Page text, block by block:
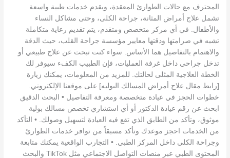
المحترف مع حالات الطوارئ المعقدة، ويقدم خدمات طبية واسعة
تشمل علاج أمراض المثانة، جراحة الكلى، وحتى مشاكل النساء
والأطفال. في أي مركز متخصص ومتقدم، يتم تقديم رعاية متكاملة
تشبه في صرامتها ودقتها معايير مؤسسة جراحة القلب، حيث الدقة
والاهتمام بالتفاصيل هما الأساس. سواء كنت تبحث عن علاج طبيعي أو
تدخل جراحي داخل غرفة العمليات، فإن الطبيب الكفء سيوفر لك
الخطة العلاجية المثلى لحالتك. للمزيد من المعلومات، يمكنك زيارة
[رابط مقال علاج أمراض المسالك البوليه] على موقعنا الإلكتروني.
خطوات الحجز في عيادة متخصصة ومعرفة التفاصيل • البحث الدقيق
ابحث عن رقم عيادة الدكتور أو أي استشاري تخصص مسالك بولية
موثوق، وتأكد من الطابق الذي تقع فيه العيادة لتسهيل وصولك. • التأكد
من الخدمات احجز موعدك وتأكد مسبقاً من توافر خدمات الطوارئ
وجراحة الكلى داخل المركز الطبي. • التجارب الواقعية يمكنك متابعة
المحتوى الطبي عبر منصات التواصل الاجتماعي مثل TikTok والبحث